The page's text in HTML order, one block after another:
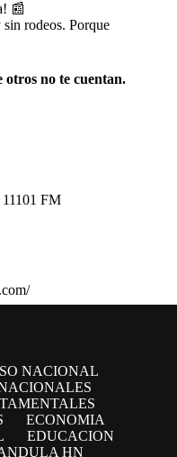
📰
rodeos. Porque
otros no te cuentan.
FM
NACIONAL
ECONOMIA
EDUCACION
HN